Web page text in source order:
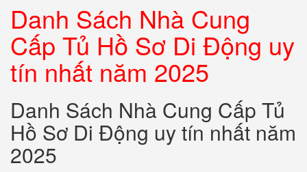
Danh Sách Nhà Cung
Cấp Tủ Hồ Sơ Di Động uy
tín nhất năm 2025
Danh Sách Nhà Cung Cấp Tủ
Hồ Sơ Di Động uy tín nhất năm
2025